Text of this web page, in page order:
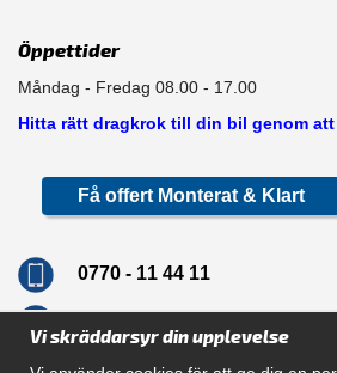
Öppettider
Måndag - Fredag 08.00 - 17.00
Hitta rätt dragkrok till din bil genom att
Få offert Monterat & Klart
0770 - 11 44 11
Vi skräddarsyr din upplevelse